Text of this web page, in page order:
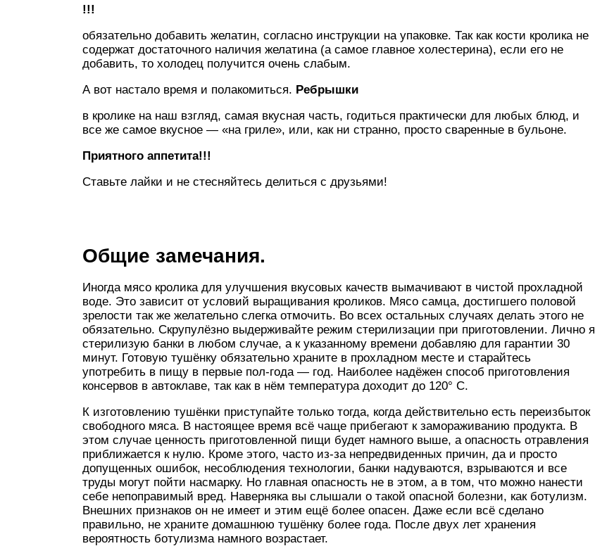
!!!
обязательно добавить желатин, согласно инструкции на упаковке. Так как кости кролика не
содержат достаточного наличия желатина (а самое главное холестерина), если его не
добавить, то холодец получится очень слабым.
А вот настало время и полакомиться. Ребрышки
в кролике на наш взгляд, самая вкусная часть, годиться практически для любых блюд, и
все же самое вкусное — «на гриле», или, как ни странно, просто сваренные в бульоне.
Приятного аппетита!!!
Ставьте лайки и не стесняйтесь делиться с друзьями!
Общие замечания.
Иногда мясо кролика для улучшения вкусовых качеств выма­чивают в чистой про­хлад­ной
воде. Это зависит от условий выра­щива­ния кроликов. Мясо самца, достигшего половой
зрелости так же жела­тельно слегка отмочить. Во всех остальных случаях делать этого не
обяза­тельно. Скру­пулёзно выдер­живай­те режим стери­лиза­ции при при­гото­вле­нии. Лично я
стерилизую банки в любом случае, а к указанному времени добавляю для гарантии 30
минут. Готовую тушёнку обя­за­тель­но храните в про­хлад­ном месте и ста­рай­тесь
употребить в пищу в первые пол-года — год. Наиболее надёжен способ приготовления
консервов в автоклаве, так как в нём температура доходит до 120° C.
К изготовлению тушёнки приступайте только тогда, когда действительно есть переизбыток
свободного мяса. В настоящее время всё чаще прибегают к замораживанию продукта. В
этом случае ценность приготовленной пищи будет намного выше, а опасность отравления
приближается к нулю. Кроме этого, часто из-за непредвиденных причин, да и просто
допущенных ошибок, несоблюдения технологии, банки надуваются, взрываются и все
труды могут пойти насмарку. Но главная опасность не в этом, а в том, что можно нанести
себе непоправимый вред. Наверняка вы слышали о такой опасной болезни, как ботулизм.
Внешних признаков он не имеет и этим ещё более опасен. Даже если всё сделано
правильно, не храните домашнюю тушёнку более года. После двух лет хранения
вероятность ботулизма намного возрастает.